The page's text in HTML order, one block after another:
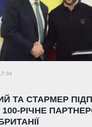
ТА СТАРМЕР
РІЧНЕ